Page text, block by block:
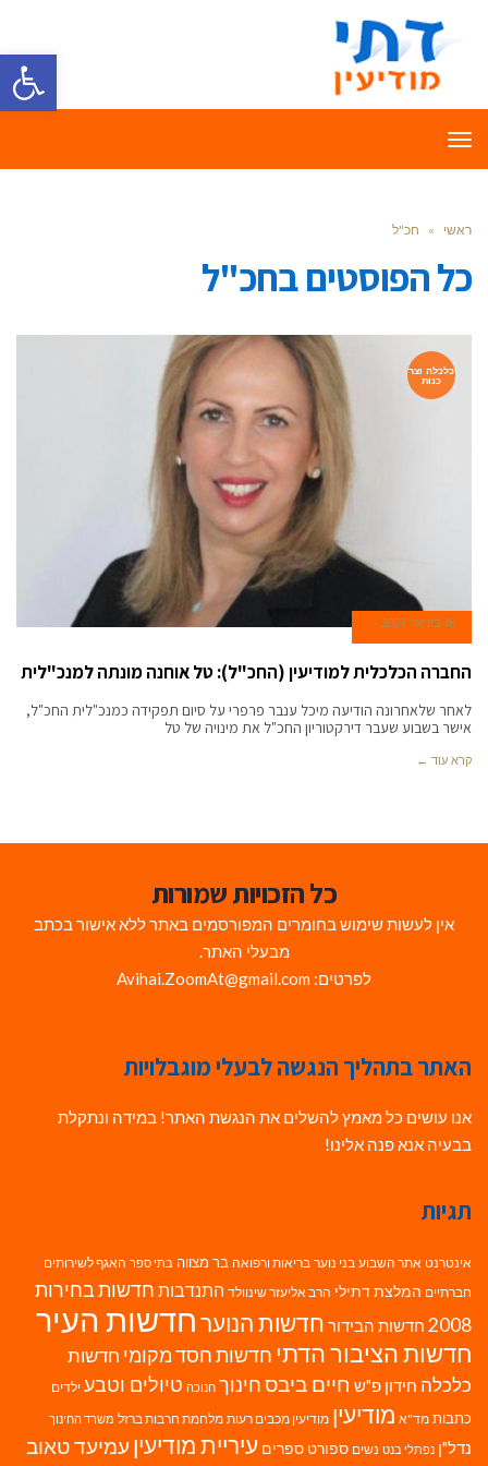
פתח
תפריט
ראשי » חכ"ל
כל הפוסטים בחכ"ל
כלכלה וצר
כנות
18 בינואר 2021
החברה הכלכלית למודיעין (החכ"ל): טל אוחנה מונתה למנכ"לית
לאחר שלאחרונה הודיעה מיכל ענבר פרפרי על סיום תפקידה כמנכ"לית החכ"ל,
אישר בשבוע שעבר דירקטוריון החכ"ל את מינויה של טל
קרא עוד ←
כל הזכויות שמורות
אין לעשות שימוש בחומרים המפורסמים באתר ללא אישור בכתב
מבעלי האתר.
לפרטים: Avihai.ZoomAt@gmail.com
האתר בתהליך הנגשה לבעלי מוגבלויות
אנו עושים כל מאמץ להשלים את הנגשת האתר! במידה ונתקלת
בבעיה אנא פנה אלינו!
תגיות
אינטרנט אתר השבוע בני נוער בריאות ורפואה בר מצווה בתי ספר האגף לשירותים
חברתיים המלצת דתילי הרב אליעזר שינוולד התנדבות חדשות בחירות
2008 חדשות הבידור חדשות הנוערחדשות העיר
חדשות הציבור הדתי חדשות חסד מקומי חדשות
כלכלה חידון פ"ש חיים ביבסחינוך חנוכה טיולים וטבע ילדים
כתבות מד"א מודיעין מודיעין מכבים רעות מלחמת חרבות ברזל משרד החינוך
נדל"ן נפתלי בנט נשים ספורט ספרים עיריית מודיעין עמיעד טאוב